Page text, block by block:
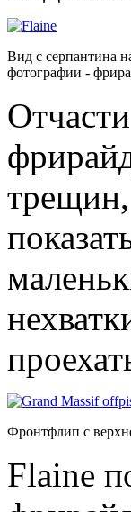
Вид с серпантина
фотографии -
Фронтфлип с
Flaine